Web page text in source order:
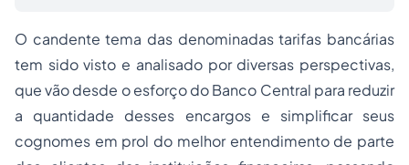
O candente tema das denominadas tarifas bancárias
tem sido visto e analisado por diversas perspectivas,
que vão desde o esforço do Banco Central para reduzir
a quantidade desses encargos e simplificar seus
cognomes em prol do melhor entendimento de parte